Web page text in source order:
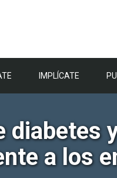
IMPLÍCATE
diabetes
a los